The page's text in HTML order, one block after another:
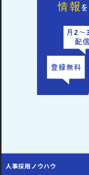
人事採用ノウハウ